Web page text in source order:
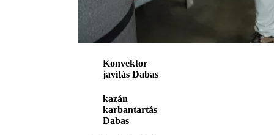
Konvektor
javítás Dabas
kazán
karbantartás
Dabas